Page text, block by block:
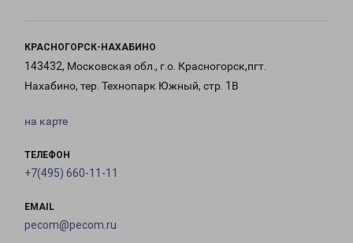
КРАСНОГОРСК-НАХАБИНО
143432, Московская обл., г.о. Красногорск,пгт.
Нахабино, тер. Технопарк Южный, стр. 1В
на карте
ТЕЛЕФОН
+7(495) 660-11-11
EMAIL
pecom@pecom.ru